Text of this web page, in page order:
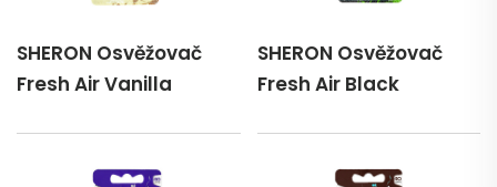
SHERON Osvěžovač
Fresh Air Vanilla
SHERON Osvěžovač
Fresh Air Black